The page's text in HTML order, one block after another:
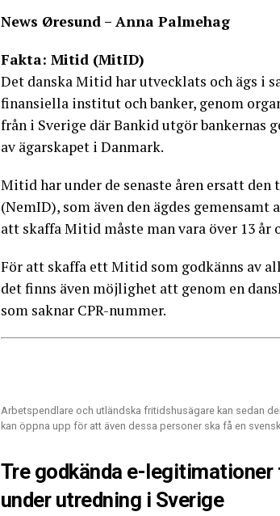
News Øresund – Anna Palmehag
Fakta: Mitid (MitID)
Det danska Mitid har utvecklats och ägs i
finansiella institut och banker, genom
från i Sverige där Bankid utgör bankernas
av ägarskapet i Danmark.
Mitid har under de senaste åren ersatt
(NemID), som även den ägdes
att skaffa Mitid måste man vara över 13
För att skaffa ett Mitid som godkänns av
det finns även möjlighet att genom en
som saknar CPR-nummer.
Arbetspendlare och utländska fritidshusägare kan sedan
kan öppna upp för att även dessa personer ska få en
Tre godkända e-
under utredning i Sverige